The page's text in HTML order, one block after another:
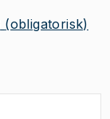
(obligatorisk)